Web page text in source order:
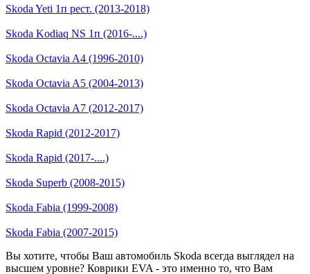
Skoda Yeti 1п рест. (2013-2018)
Skoda Kodiaq NS 1п (2016-....)
Skoda Octavia A4 (1996-2010)
Skoda Octavia A5 (2004-2013)
Skoda Octavia A7 (2012-2017)
Skoda Rapid (2012-2017)
Skoda Rapid (2017-....)
Skoda Superb (2008-2015)
Skoda Fabia (1999-2008)
Skoda Fabia (2007-2015)
Вы хотите, чтобы Ваш автомобиль Skoda всегда выглядел на
высшем уровне? Коврики EVA - это именно то, что Вам